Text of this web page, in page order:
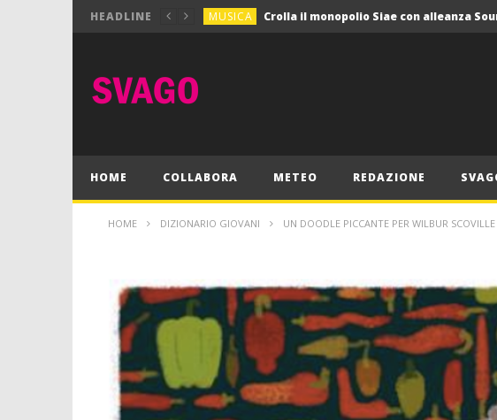
HEADLINE MUSICA
MUSICA
HOME COLLABORA METEO REDAZIONE
HOME DIZIONARIO GIOVANI UN DOODLE PICCANTE PER WILBUR SCOVILLE